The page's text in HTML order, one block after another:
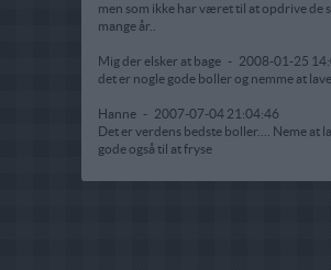
men som ikke har været til at opdrive de
mange år..
Mig der elsker at bage - 2008-01-25
det er nogle gode boller og nemme at
Hanne - 2007-07-04 21:04:46
Det er verdens bedste boller.... Neme at
gode også til at fryse